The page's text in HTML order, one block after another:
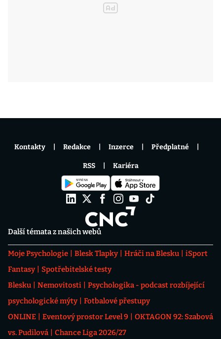
Další témata z našich webů
Moje Psychologie Blesk Tlapky Hráči na Blesku
iSport
Fantasy
Spotřebitelské testy
Blesku
Nemovitosti
Psychologika - podcast rozbíjející
psychologické mýty
Fotbalové přestupy
ONLINE
Eventový prostor Level 9
OKTAGON 92: Szabová
vs. Pudilová
Chance Liga 2026/27
Kontakty Redakce Inzerce Předplatné
RSS Kariéra